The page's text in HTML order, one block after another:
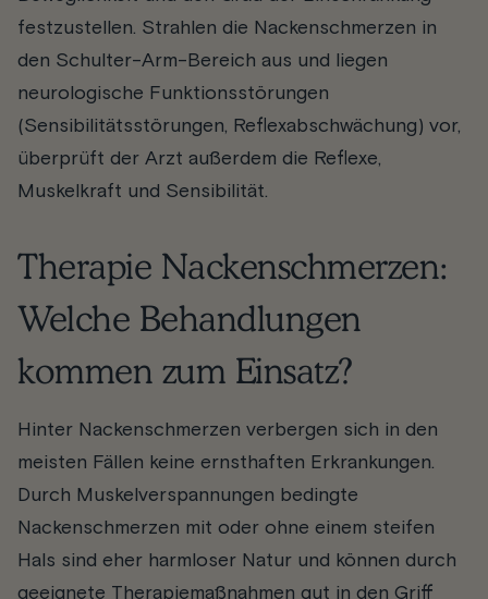
festzustellen. Strahlen die Nackenschmerzen in
den Schulter-Arm-Bereich aus und liegen
neurologische Funktionsstörungen
(Sensibilitätsstörungen, Reflexabschwächung) vor,
überprüft der Arzt außerdem die Reflexe,
Muskelkraft und Sensibilität.
Therapie Nackenschmerzen:
Welche Behandlungen
kommen zum Einsatz?
Hinter Nackenschmerzen verbergen sich in den
meisten Fällen keine ernsthaften Erkrankungen.
Durch Muskelverspannungen bedingte
Nackenschmerzen mit oder ohne einem steifen
Hals sind eher harmloser Natur und können durch
geeignete Therapiemaßnahmen gut in den Griff